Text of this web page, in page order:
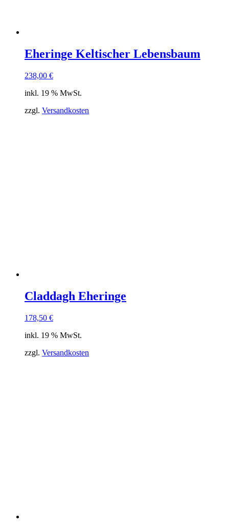
Eheringe Keltischer Lebensbaum
238,00 €
inkl. 19 % MwSt.
zzgl. Versandkosten
Claddagh Eheringe
178,50 €
inkl. 19 % MwSt.
zzgl. Versandkosten